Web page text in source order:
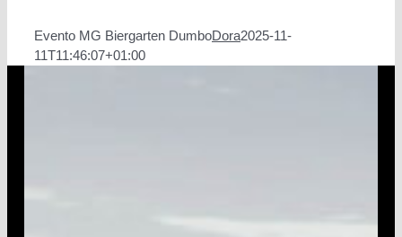
Evento MG Biergarten DumboDora2025-11-
11T11:46:07+01:00